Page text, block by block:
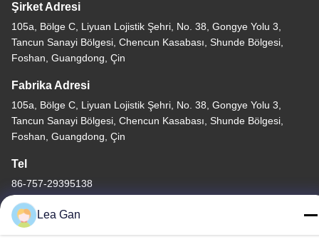
Şirket Adresi
105a, Bölge C, Liyuan Lojistik Şehri, No. 38, Gongye Yolu 3,
Tancun Sanayi Bölgesi, Chencun Kasabası, Shunde Bölgesi,
Foshan, Guangdong, Çin
Fabrika Adresi
105a, Bölge C, Liyuan Lojistik Şehri, No. 38, Gongye Yolu 3,
Tancun Sanayi Bölgesi, Chencun Kasabası, Shunde Bölgesi,
Foshan, Guangdong, Çin
Tel
86-757-29395138
Lea Gan